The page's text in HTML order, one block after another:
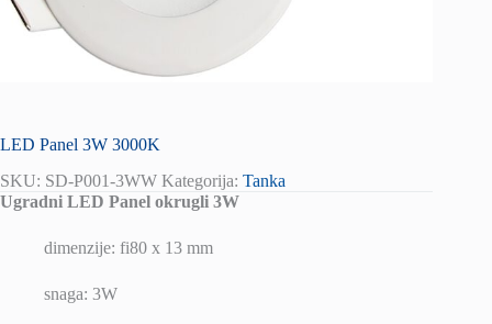
LED Panel 3W 3000K
SKU: SD-P001-3WW Kategorija: Tanka
Ugradni LED Panel okrugli 3W
dimenzije: fi80 x 13 mm
snaga: 3W